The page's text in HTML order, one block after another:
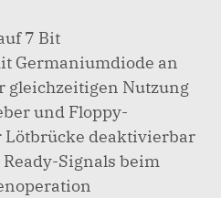
7 Bit
Germaniumdiode an
gleichzeitigen Nutzung
und Floppy-
Lötbrücke deaktivierbar
Signals beim